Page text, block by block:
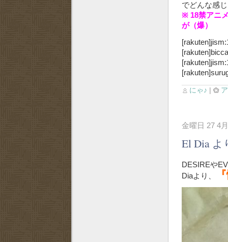
でどんな感
※ 18禁アニ
が（爆）
にゃ♪ |
金曜日 27 4
El Dia
DESIREや
Diaより、